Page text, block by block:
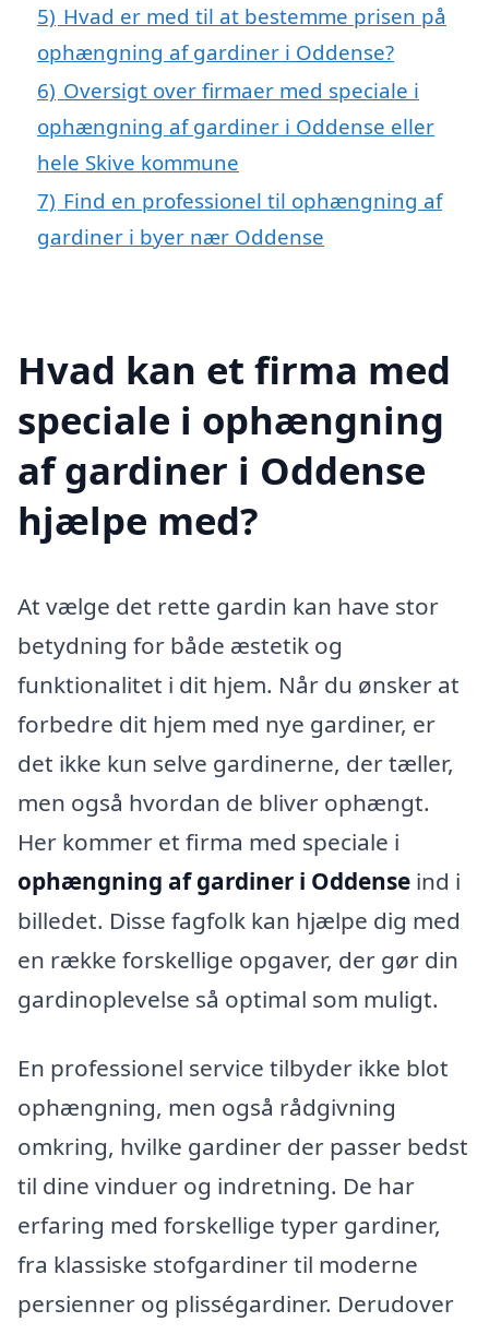
5) Hvad er med til at bestemme prisen på
ophængning af gardiner i Oddense?
6) Oversigt over firmaer med speciale i
ophængning af gardiner i Oddense eller
hele Skive kommune
7) Find en professionel til ophængning af
gardiner i byer nær Oddense
Hvad kan et firma med
speciale i ophængning
af gardiner i Oddense
hjælpe med?
At vælge det rette gardin kan have stor
betydning for både æstetik og
funktionalitet i dit hjem. Når du ønsker at
forbedre dit hjem med nye gardiner, er
det ikke kun selve gardinerne, der tæller,
men også hvordan de bliver ophængt.
Her kommer et firma med speciale i
ophængning af gardiner i Oddense ind i
billedet. Disse fagfolk kan hjælpe dig med
en række forskellige opgaver, der gør din
gardinoplevelse så optimal som muligt.
En professionel service tilbyder ikke blot
ophængning, men også rådgivning
omkring, hvilke gardiner der passer bedst
til dine vinduer og indretning. De har
erfaring med forskellige typer gardiner,
fra klassiske stofgardiner til moderne
persienner og plisségardiner. Derudover